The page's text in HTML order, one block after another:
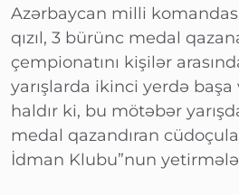
Azərbaycan milli
qızıl, 3 bürünc medal
çempionatını kişilər
yarışlarda ikinci yerdə
haldır ki, bu mötəbər
medal qazandıran
İdman Klubu”nun